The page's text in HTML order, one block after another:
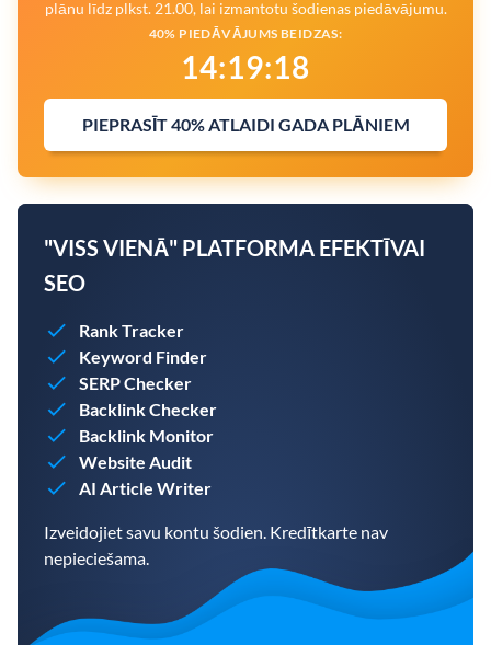
plānu līdz plkst. 21.00, lai izmantotu šodienas piedāvājumu.
40% PIEDĀVĀJUMS BEIDZAS:
14:19:17
PIEPRASĪT 40% ATLAIDI GADA PLĀNIEM
"VISS VIENĀ" PLATFORMA EFEKTĪVAI
SEO
Rank Tracker
Keyword Finder
SERP Checker
Backlink Checker
Backlink Monitor
Website Audit
AI Article Writer
Izveidojiet savu kontu šodien. Kredītkarte nav
nepieciešama.